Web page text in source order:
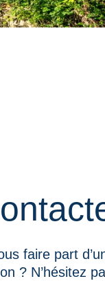
faire part
? N’hésitez